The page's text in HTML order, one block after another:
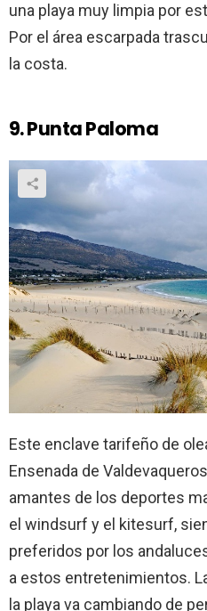
una playa muy limpia por
Por el área escarpada
la costa.
9. Punta Paloma
Este enclave tarifeño de
Ensenada de
amantes de los deportes
el windsurf y el kitesurf,
preferidos por los
a estos entretenimientos.
la playa va cambiando de